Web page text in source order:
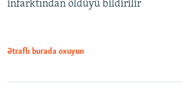
infarktından öldüyü bildirilir
Ətraflı burada oxuyun